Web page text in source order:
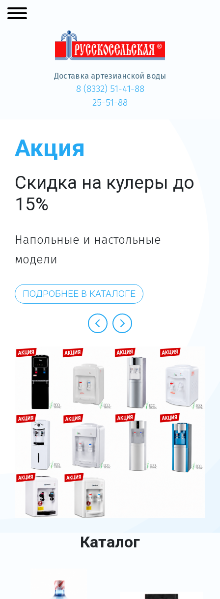
Доставка артезианской воды
8 (8332) 51-41-88
25-51-88
Акция
Скидка на кулеры до
15%
Напольные и настольные
модели
ПОДРОБНЕЕ В КАТАЛОГЕ
Каталог